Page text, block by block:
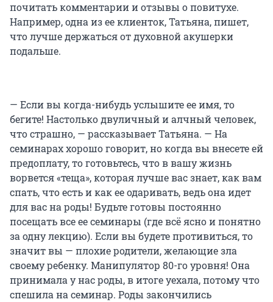
почитать комментарии и отзывы о повитухе.
Например, одна из ее клиенток, Татьяна, пишет,
что лучше держаться от духовной акушерки
подальше.
— Если вы когда-нибудь услышите ее имя, то
бегите! Настолько двуличный и алчный человек,
что страшно, — рассказывает Татьяна. — На
семинарах хорошо говорит, но когда вы внесете ей
предоплату, то готовьтесь, что в вашу жизнь
ворвется «теща», которая лучше вас знает, как вам
спать, что есть и как ее одаривать, ведь она идет
для вас на роды! Будьте готовы постоянно
посещать все ее семинары (где всё ясно и понятно
за одну лекцию). Если вы будете противиться, то
значит вы — плохие родители, желающие зла
своему ребенку. Манипулятор 80-го уровня! Она
принимала у нас роды, в итоге уехала, потому что
спешила на семинар. Роды закончились